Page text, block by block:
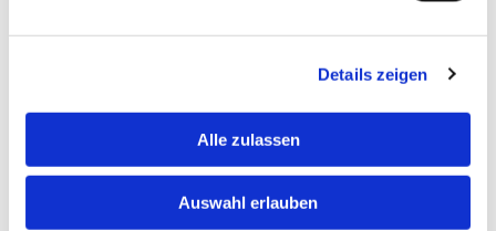
Details zeigen
Alle zulassen
Auswahl erlauben
Messing